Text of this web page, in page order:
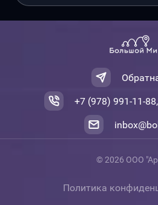
+7 (978) 991-11-
© 2026 ООО
Политика